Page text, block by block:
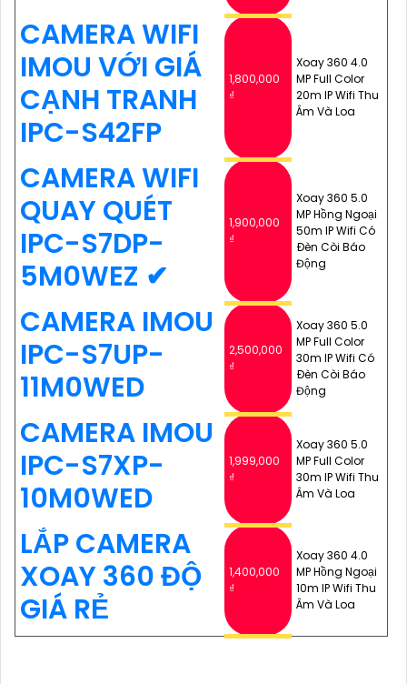
CAMERA WIFI
IMOU VỚI GIÁ
CẠNH TRANH
IPC-S42FP
1,800,000
₫
Xoay 360 4.0
MP Full Color
20m IP Wifi Thu
Âm Và Loa
CAMERA WIFI
QUAY QUÉT
IPC-S7DP-
5M0WEZ ✔
1,900,000
₫
Xoay 360 5.0
MP Hồng Ngoại
50m IP Wifi Có
Ðèn Còi Báo
Động
CAMERA IMOU
IPC-S7UP-
11M0WED
2,500,000
₫
Xoay 360 5.0
MP Full Color
30m IP Wifi Có
Ðèn Còi Báo
Động
CAMERA IMOU
IPC-S7XP-
10M0WED
1,999,000
₫
Xoay 360 5.0
MP Full Color
30m IP Wifi Thu
Âm Và Loa
LẮP CAMERA
XOAY 360 ĐỘ
GIÁ RẺ
1,400,000
₫
Xoay 360 4.0
MP Hồng Ngoại
10m IP Wifi Thu
Âm Và Loa